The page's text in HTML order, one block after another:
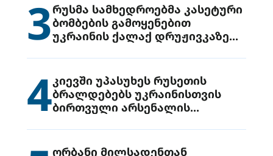
3რუსმა სამხედროებმა კასეტური
ბომბების გამოყენებით
უკრაინის ქალაქ დრუჟივკაზე
4კიევში უპასუხეს რუსეთის
ბრალდებებს უკრაინისთვის
ბირთვული არსენალის
ორბანი მილსადენთან